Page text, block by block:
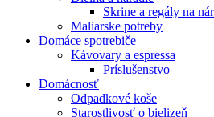
Skrine a regály na
Maliarske potreby
Domáce spotrebiče
Kávovary a espressa
Príslušenstvo
Domácnosť
Odpadkové koše
Starostlivosť o bielizeň